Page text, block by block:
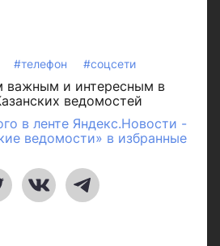
#телефон #соцсети
важным и интересным в
ведомостей
в ленте Яндекс.Новости -
ведомости» в избранные